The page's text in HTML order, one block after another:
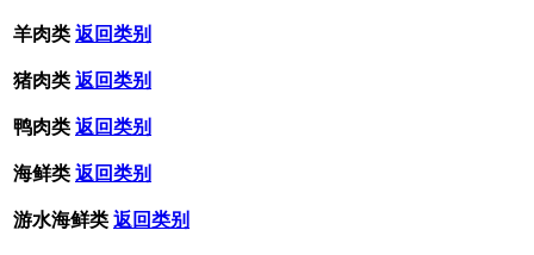
羊肉类 返回类别
猪肉类 返回类别
鸭肉类 返回类别
海鲜类 返回类别
游水海鲜类 返回类别